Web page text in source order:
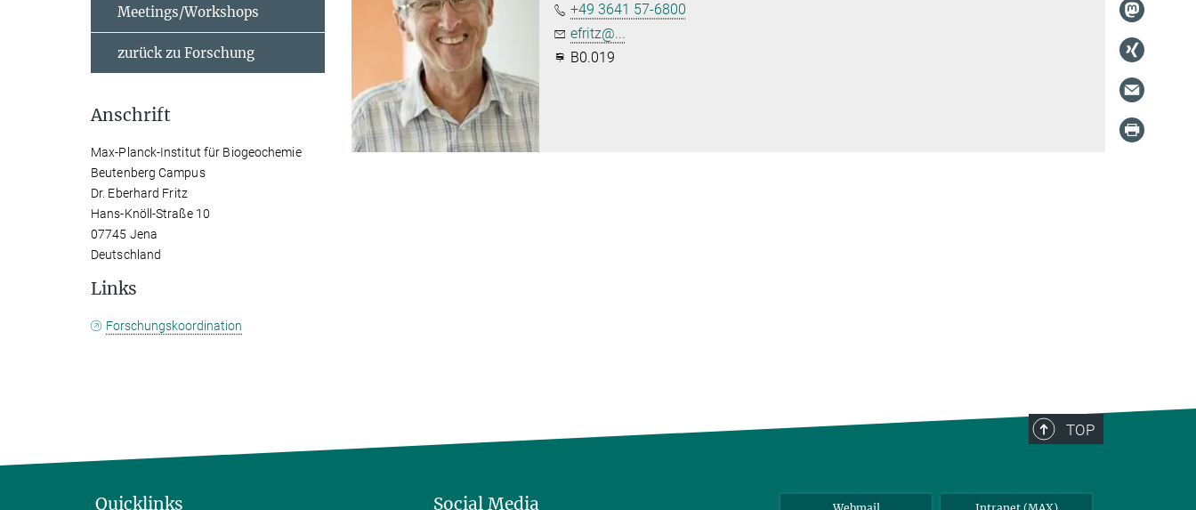
+49 3641 57-6800
efritz@...
B0.019
Meetings/Workshops
zurück zu Forschung
Anschrift
Max-Planck-Institut für Biogeochemie
Beutenberg Campus
Dr. Eberhard Fritz
Hans-Knöll-Straße 10
07745 Jena
Deutschland
Links
Forschungskoordination
TOP
Quicklinks Social Media